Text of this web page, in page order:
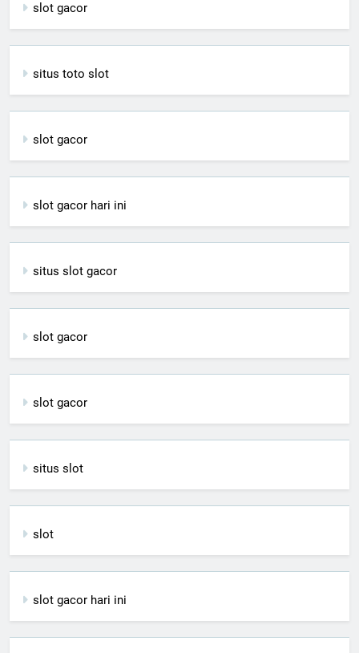
slot gacor
situs toto slot
slot gacor
slot gacor hari ini
situs slot gacor
slot gacor
slot gacor
situs slot
slot
slot gacor hari ini